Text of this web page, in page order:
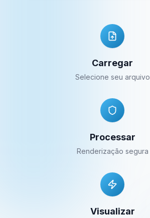
Carregar
Selecione seu arquivo
Processar
Renderização segura
Visualizar